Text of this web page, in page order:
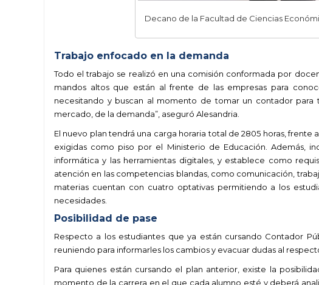
Decano de la Facultad de Ciencias
Trabajo enfocado en la demanda
Todo el trabajo se realizó en una comisión conformada por
mandos altos que están al frente de las empresas para
necesitando y buscan al momento de tomar un contador para
mercado, de la demanda”, aseguró Alesandria.
El nuevo plan tendrá una carga horaria total de 2805 horas, frente
exigidas como piso por el Ministerio de Educación. Además,
informática y las herramientas digitales, y establece como
atención en las competencias blandas, como comunicación,
materias cuentan con cuatro optativas permitiendo a los
necesidades.
Posibilidad de pase
Respecto a los estudiantes que ya están cursando Contador
reuniendo para informarles los cambios y evacuar dudas al
Para quienes están cursando el plan anterior, existe la
momento de la carrera en el que cada alumno esté y deberá